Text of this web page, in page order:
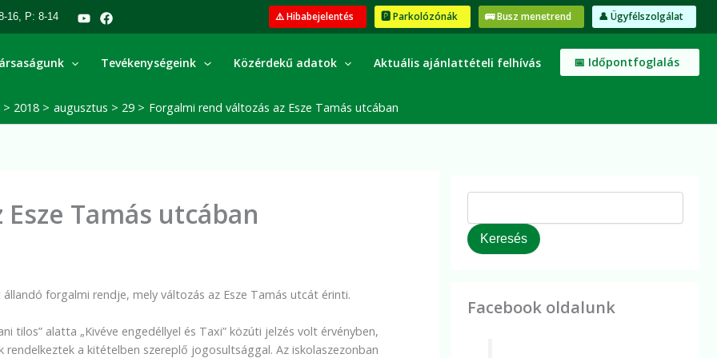
16, P: 8-14 ⚠️ Hibabejelentés 🅿️ Parkolózónák 🚌 Busz menetrend 👤 Ügyfélszolgálat
Tevékenységeink Közérdekű adatok Aktuális ajánlattételi felhívás 📅 Időpontfoglalás
2018 augusztus 29 Forgalmi rend változás az Esze Tamás utcában
Tamás utcában
forgalmi rendje, mely változás az Esze Tamás utcát érinti.
tilos” alatta „Kivéve engedéllyel és Taxi” közúti jelzés volt érvényben,
a kitételben szereplő jogosultsággal. Az iskolaszezonban
K
s
Keresés
Facebook oldalunk